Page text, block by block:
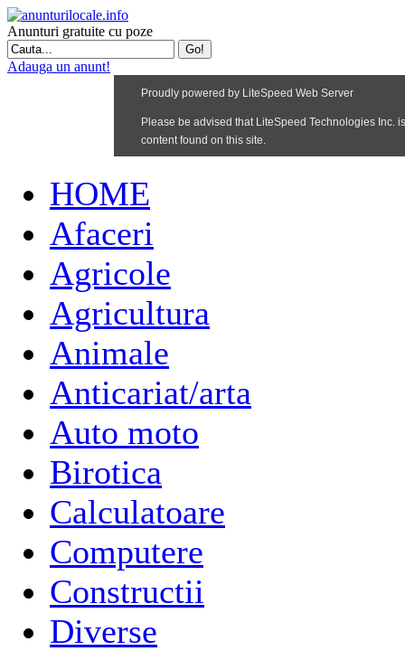
Anunturi gratuite cu poze
Adauga un anunt!
HOME
Afaceri
Agricole
Agricultura
Animale
Anticariat/arta
Auto moto
Birotica
Calculatoare
Computere
Constructii
Diverse